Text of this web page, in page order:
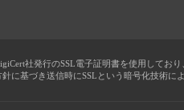
社発行のSSL電子証明書を使用してお
針に基づき送信時にSSLという暗号化技術に